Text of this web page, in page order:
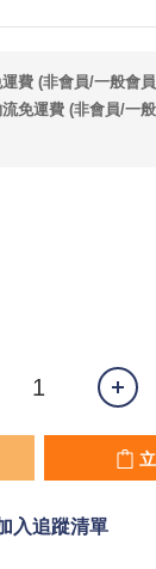
費 (非會員/一般會
免運費 (非會員/一
入追蹤清單